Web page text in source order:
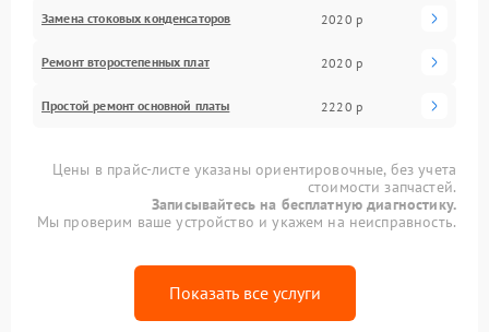
Замена стоковых конденсаторов 2020 р
Ремонт второстепенных плат 2020 р
Простой ремонт основной платы 2220 р
Цены в прайс-листе указаны ориентировочные, без учета
стоимости запчастей.
Записывайтесь на бесплатную диагностику.
Мы проверим ваше устройство и укажем на неисправность.
Показать все услуги